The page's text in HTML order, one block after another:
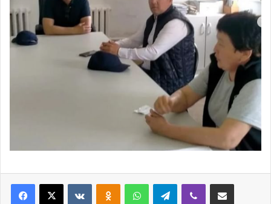
Facebook
X VKontakteOdnoklassniki
WhatsAppTelegramViber Share via Email